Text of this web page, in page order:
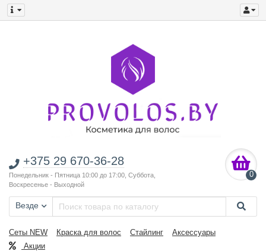
+375 29 670-36-28
Понедельник - Пятница 10:00 до 17:00, Суббота,
Воскресенье - Выходной
0
Везде
Сеты NEW Краска для волос Стайлинг
Аксессуары
Акции